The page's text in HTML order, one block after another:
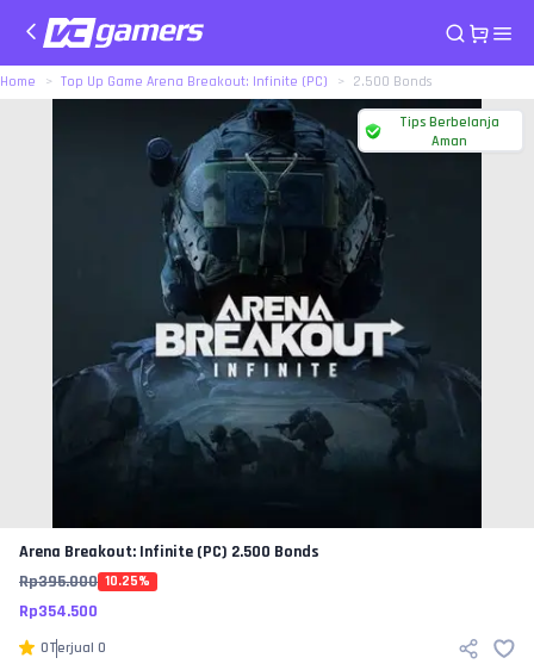
Home Top Up Game Arena Breakout: Infinite (PC) 2.500 Bonds
Tips Berbelanja
Aman
Arena Breakout: Infinite (PC) 2.500 Bonds
Rp395.000 10.25%
Rp354.500
0Terjual 0